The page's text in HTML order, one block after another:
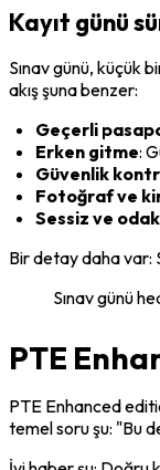
Kayıt günü
Sınav günü, küçük
akış şuna benzer:
Geçerli
Erken gitme:
Güvenlik
Fotoğraf ve
Sessiz ve
Bir detay daha var:
Sınav günü
PTE
PTE Enhanced
temel soru şu: "Bu